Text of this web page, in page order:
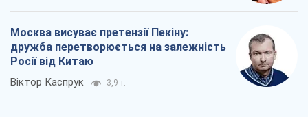
Москва висуває претензії Пекіну:
дружба перетворюється на залежність
Росії від Китаю
Віктор Каспрук 3,9 т.